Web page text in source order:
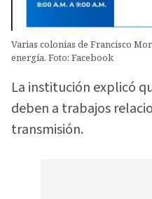
Varias colonias de Francisco
energía. Foto: Facebook
La institución explicó
deben a trabajos
transmisión.